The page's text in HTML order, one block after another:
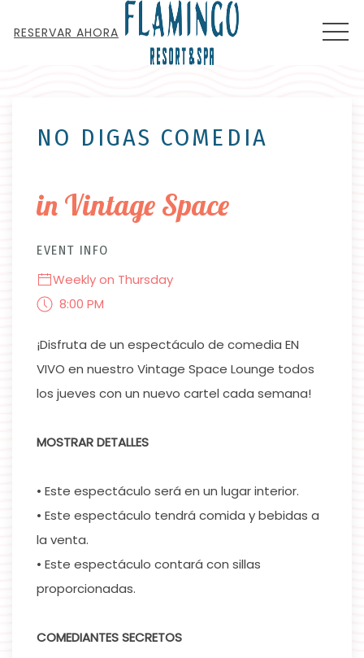
RESERVAR AHORA
NO DIGAS COMEDIA
in Vintage Space
EVENT INFO
Weekly on Thursday
8:00 PM
¡Disfruta de un espectáculo de comedia EN
VIVO en nuestro Vintage Space Lounge todos
los jueves con un nuevo cartel cada semana!
MOSTRAR DETALLES
• Este espectáculo será en un lugar interior.
• Este espectáculo tendrá comida y bebidas a
la venta.
• Este espectáculo contará con sillas
proporcionadas.
COMEDIANTES SECRETOS